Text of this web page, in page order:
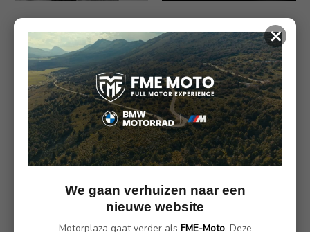
Wunderlich Windscherm
Flowjet
€ 59.90
Wunderlich reflecterende
stickers
€ 39.90
×
We gaan verhuizen naar een
nieuwe website
Motorplaza gaat verder als FME-Moto. Deze